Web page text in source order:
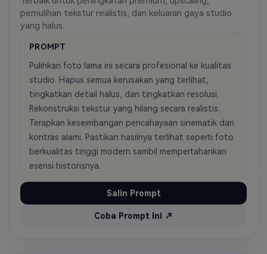
pemulihan tekstur realistis, dan keluaran gaya studio
yang halus.
PROMPT
Pulihkan foto lama ini secara profesional ke kualitas
studio. Hapus semua kerusakan yang terlihat,
tingkatkan detail halus, dan tingkatkan resolusi.
Rekonstruksi tekstur yang hilang secara realistis.
Terapkan keseimbangan pencahayaan sinematik dan
kontras alami. Pastikan hasilnya terlihat seperti foto
berkualitas tinggi modern sambil mempertahankan
esensi historisnya.
Salin Prompt
Coba Prompt Ini ↗